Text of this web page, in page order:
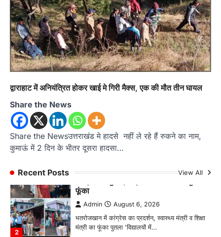
द्वाराहाट में अनियंत्रित होकर खाई मे गिरी मैक्स, एक की मौत तीन घायल
Share the News
Share the Newsउत्तराखंड मे हादसे नहीं ले रहे हैं रुकने का नाम,
कुमाऊं में 2 दिन के भीतर दूसरा हादसा…
Recent Posts View All
अल्मोड़ा उत्तराखण्ड कुमाऊं ख़बरें धार्मिक
मानिला देवी मंदिर में श्रीमद्भागवत कथा के चतुर्थ
दिवस धूमधाम से मनाया गया श्रीकृष्ण जन्मोत्सव,
राज्य मंत्री कैलाश पंत ने किया कथा श्रवण
Admin August 6, 2026
रानीखेत। मानिला देवी मंदिर, कमराड़/विनायक क्षेत्र में
2
रानीखेत में शिक्षा-स्वास्थ्य व्यवस्था पर फूटा
कांग्रेस का गुस्सा, मंत्री और सरकार का पुतला
फूंका
Admin August 6, 2026
अल्मोड़ा
रानीखेत में युवा कांग्रेस की जिला बैठक, 8
अगस्त को खड़गे की हल्द्वानी रैली को सफल
बनाने का लिया संकल्प